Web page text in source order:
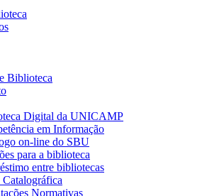
Biblioteca
Digital da UNICAMP
em Informação
on-line do SBU
para a biblioteca
entre bibliotecas
Catalográfica
Normativas